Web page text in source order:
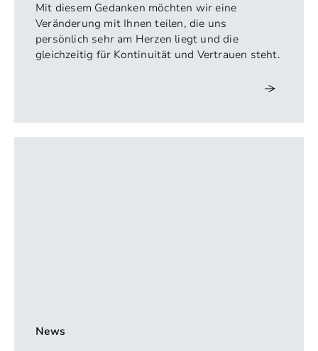
Mit diesem Gedanken möchten wir eine
Veränderung mit Ihnen teilen, die uns
persönlich sehr am Herzen liegt und die
gleichzeitig für Kontinuität und Vertrauen steht.
News